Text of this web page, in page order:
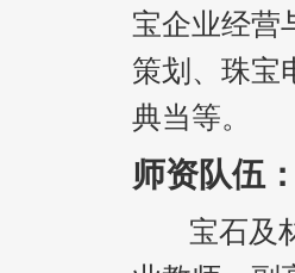
宝企业经营
策划、珠宝
典当等。
师资队伍
宝石及材